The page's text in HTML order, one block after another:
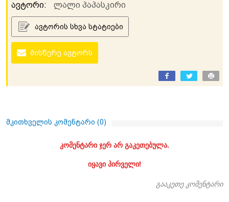
ავტორი: ლალი პაპასკირი
ავტორის სხვა სტატიები
მისწერე ავტორს
მკითხველის კომენტარი (0)
კომენტარი ჯერ არ გაკეთებულა.
იყავი პირველი!
გააკეთე კომენტარი